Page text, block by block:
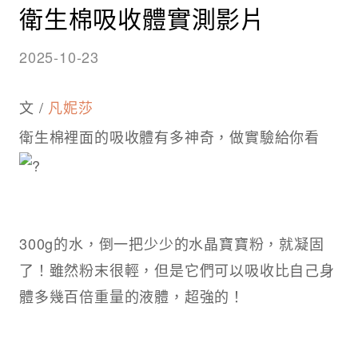
衛生棉吸收體實測影片
2025-10-23
文 / 凡妮莎
衛生棉裡面的吸收體有多神奇，做實驗給你看
300g的水，倒一把少少的水晶寶寶粉，就凝固
了！雖然粉末很輕，但是它們可以吸收比自己身
體多幾百倍重量的液體，超強的！